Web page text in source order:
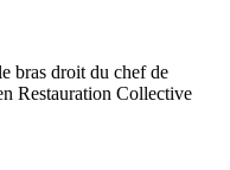
bras droit du chef de
Restauration Collective